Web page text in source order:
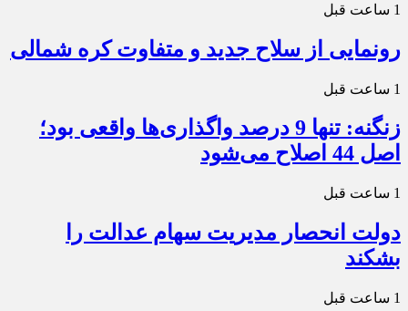
1 ساعت قبل
رونمایی از سلاح جدید و متفاوت کره شمالی
1 ساعت قبل
زنگنه: تنها 9 درصد واگذاری‌ها واقعی بود؛
اصل 44 اصلاح می‌شود
1 ساعت قبل
دولت انحصار مدیریت سهام عدالت را
بشکند
1 ساعت قبل